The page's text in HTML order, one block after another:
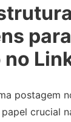
postagem
crucial